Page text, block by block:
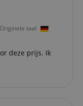
taal
deze prijs. Ik
4 weken